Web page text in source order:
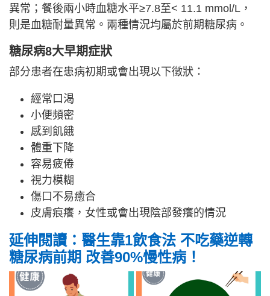
異常；餐後兩小時血糖水平≥7.8至< 11.1 mmol/L，
則是血糖耐量異常。兩種情況均屬於前期糖尿病。
糖尿病8大早期症狀
部分患者在患病初期或會出現以下徵狀：
經常口渴
小便頻密
感到飢餓
體重下降
容易疲倦
視力模糊
傷口不易癒合
皮膚痕癢，女性或會出現陰部發癢的情況
延伸閱讀：醫生靠1飲食法 不吃藥逆轉
糖尿病前期 改善90%慢性病！